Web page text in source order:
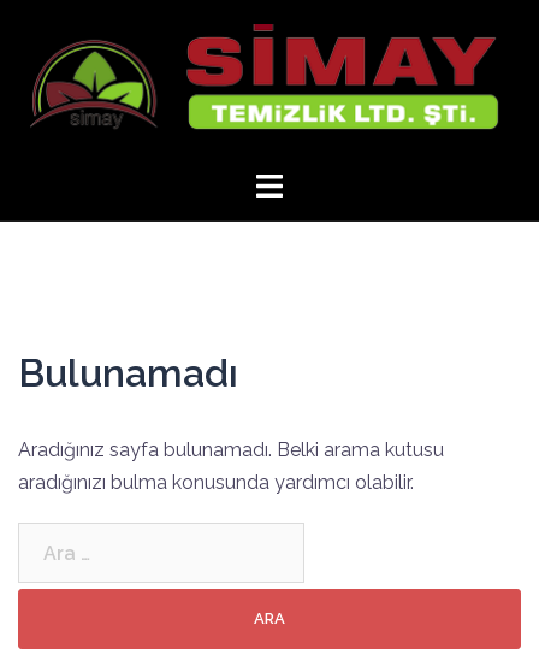
Bulunamadı
Aradığınız sayfa bulunamadı. Belki arama kutusu
aradığınızı bulma konusunda yardımcı olabilir.